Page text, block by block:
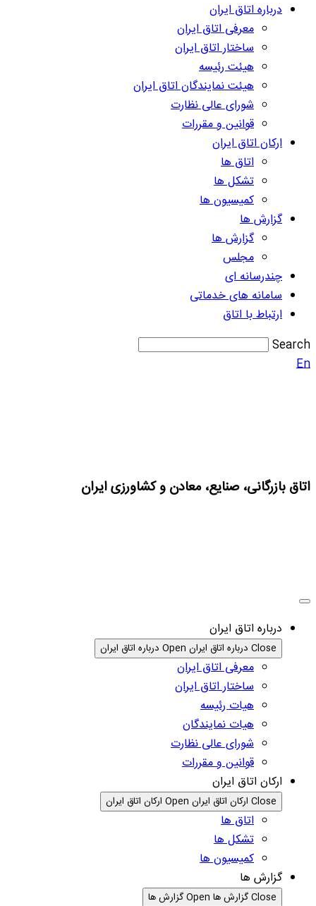
درباره اتاق ایران
معرفی اتاق ایران
ساختار اتاق ایران
هیئت رئیسه
هیئت نمایندگان اتاق ایران
شورای عالی نظارت
قوانین و مقررات
ارکان اتاق ایران
اتاق ها
تشکل ها
کمیسیون ها
گزارش ها
گزارش ها
مجلس
چندرسانه ای
سامانه های خدماتی
ارتباط با اتاق
Search
En
اتاق بازرگانی، صنایع، معادن و کشاورزی ایران
درباره اتاق ایران
Close درباره اتاق ایران Open درباره اتاق ایران
معرفی اتاق ایران
ساختار اتاق ایران
هیات رئیسه
هیات نمایندگان
شورای عالی نظارت
قوانین و مقررات
ارکان اتاق ایران
Close ارکان اتاق ایران Open ارکان اتاق ایران
اتاق ها
تشکل ها
کمیسیون ها
گزارش ها
Close گزارش ها Open گزارش ها